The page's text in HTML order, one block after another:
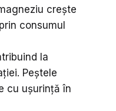
crește
consumul
la
Peștele
cu ușurință în